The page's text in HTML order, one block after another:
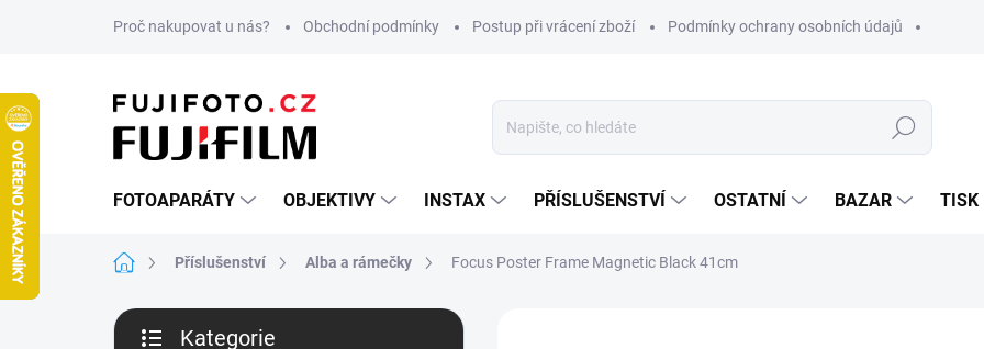
Proč nakupovat u nás? Obchodní podmínky Postup při vrácení zboží Podmínky ochrany osobních údajů
Hledat
FOTOAPARÁTY OBJEKTIVY INSTAX PŘÍSLUŠENSTVÍ OSTATNÍ BAZAR TISK
Domů Příslušenství Alba a rámečky Focus Poster Frame Magnetic Black 41cm
P
Kategorie